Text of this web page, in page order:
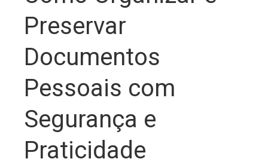
Preservar
Documentos
Pessoais com
Segurança e
Praticidade